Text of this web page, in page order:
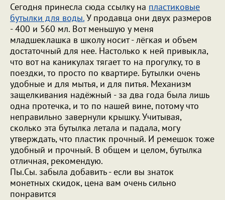
Сегодня принесла сюда ссылку на пластиковые
бутылки для воды.У продавца они двух размеров
- 400 и 560 мл. Вот меньшую у меня
младшеклашка в школу носит - лёгкая и объем
достаточный для нее. Настолько к ней привыкла,
что вот на каникулах тягает то на прогулку, то в
поездки, то просто по квартире. Бутылки очень
удобные и для мытья, и для питья. Механизм
защелкивания надёжный - за два года была лишь
одна протечка, и то по нашей вине, потому что
неправильно завернули крышку. Учитывая,
сколько эта бутылка летала и падала, могу
утверждать, что пластик прочный. И ремешок тоже
удобный и прочный. В общем и целом, бутылка
отличная, рекомендую.
Пы.Сы. забыла добавить - если вы знаток
монетных скидок, цена вам очень сильно
понравится